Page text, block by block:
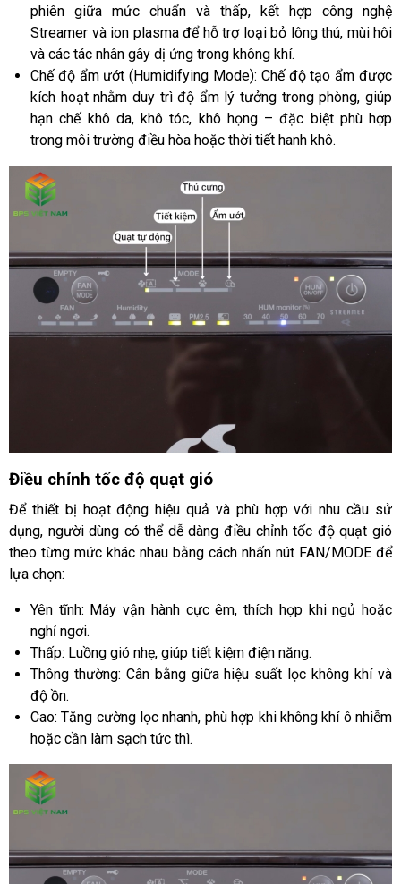
phiên giữa mức chuẩn và thấp, kết hợp công nghệ
Streamer và ion plasma để hỗ trợ loại bỏ lông thú, mùi hôi
và các tác nhân gây dị ứng trong không khí.
Chế độ ẩm ướt (Humidifying Mode): Chế độ tạo ẩm được
kích hoạt nhằm duy trì độ ẩm lý tưởng trong phòng, giúp
hạn chế khô da, khô tóc, khô họng – đặc biệt phù hợp
trong môi trường điều hòa hoặc thời tiết hanh khô.
Điều chỉnh tốc độ quạt gió
Để thiết bị hoạt động hiệu quả và phù hợp với nhu cầu sử
dụng, người dùng có thể dễ dàng điều chỉnh tốc độ quạt gió
theo từng mức khác nhau bằng cách nhấn nút FAN/MODE để
lựa chọn:
Yên tĩnh: Máy vận hành cực êm, thích hợp khi ngủ hoặc
nghỉ ngơi.
Thấp: Luồng gió nhẹ, giúp tiết kiệm điện năng.
Thông thường: Cân bằng giữa hiệu suất lọc không khí và
độ ồn.
Cao: Tăng cường lọc nhanh, phù hợp khi không khí ô nhiễm
hoặc cần làm sạch tức thì.